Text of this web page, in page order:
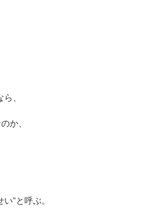
、
か、
”と呼ぶ。